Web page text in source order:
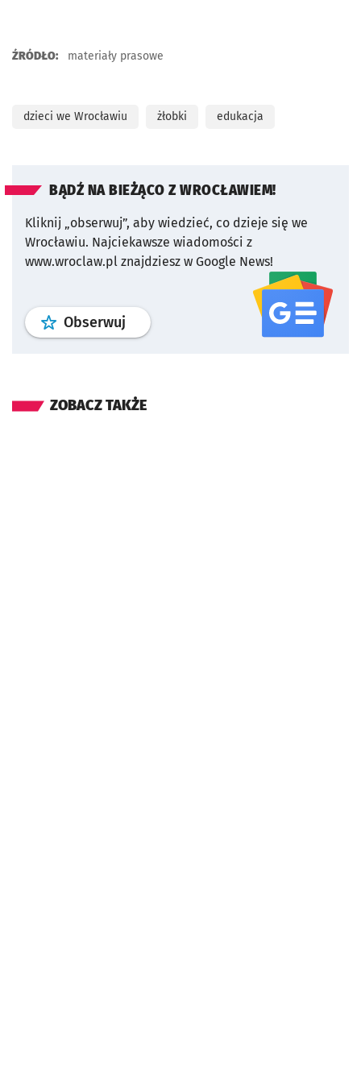
ŹRÓDŁO: materiały prasowe
dzieci we Wrocławiu żłobki edukacja
BĄDŹ NA BIEŻĄCO Z WROCŁAWIEM!
Kliknij „obserwuj”, aby wiedzieć, co dzieje się we
Wrocławiu. Najciekawsze wiadomości z
www.wroclaw.pl znajdziesz w Google News!
Obserwuj profil serwisu
ZOBACZ TAKŻE